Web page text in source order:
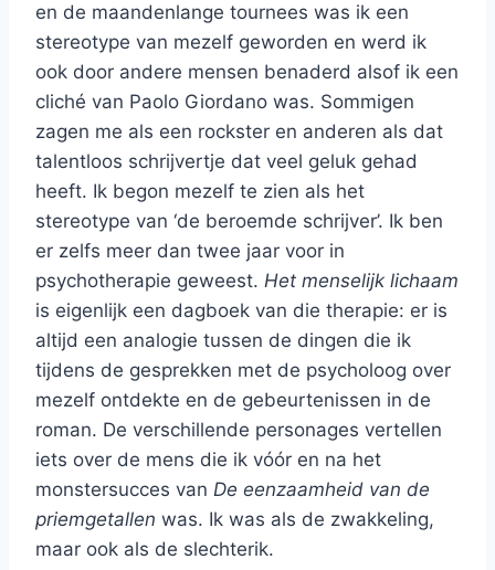
en de maandenlange tournees was ik een
stereotype van mezelf geworden en werd ik
ook door andere mensen benaderd alsof ik een
cliché van Paolo Giordano was. Sommigen
zagen me als een rockster en anderen als dat
talentloos schrijvertje dat veel geluk gehad
heeft. Ik begon mezelf te zien als het
stereotype van ‘de beroemde schrijver’. Ik ben
er zelfs meer dan twee jaar voor in
psychotherapie geweest. Het menselijk lichaam
is eigenlijk een dagboek van die therapie: er is
altijd een analogie tussen de dingen die ik
tijdens de gesprekken met de psycholoog over
mezelf ontdekte en de gebeurtenissen in de
roman. De verschillende personages vertellen
iets over de mens die ik vóór en na het
monstersucces van De eenzaamheid van de
priemgetallen was. Ik was als de zwakkeling,
maar ook als de slechterik.